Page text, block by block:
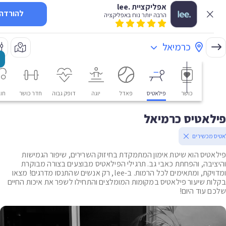
אפליקציית .lee
הרבה יותר נוח באפליקציה להורדה
כרמיאל
פילאטיס פאדל דופק גבוה חדר כושר חוגים
כרמיאל
מכשירים
הוא שיטת אימון המתמקדת בחיזוק השרירים, שיפור הגמישות
והפחתת כאבי גב. תרגילי הפילאטיס מבוצעים בצורה מבוקרת
ומדויקת, ומתאימים לכל הרמות. ב-lee, רק אנשים שהתנסו מדרגים! מצאו
שיעור פילאטיס במקומות המומלצים והתחילו לשפר את איכות החיים
עוד היום!